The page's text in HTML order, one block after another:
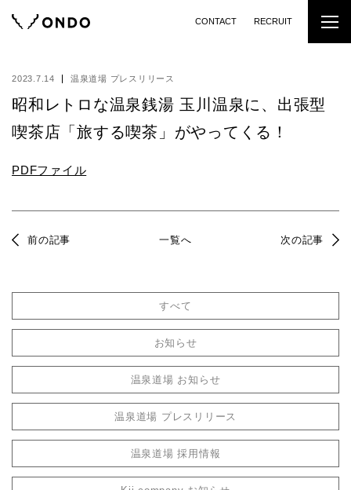
CONTACT RECRUIT
2023.7.14 温泉道場 プレスリリース
昭和レトロな温泉銭湯 玉川温泉に、出張型
喫茶店「旅する喫茶」がやってくる！
PDFファイル
前の記事 一覧へ 次の記事
すべて
お知らせ
温泉道場 お知らせ
温泉道場 プレスリリース
温泉道場 採用情報